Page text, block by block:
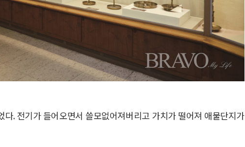
. 전기가 들어오면서 쓸모없어져버리고 가치가 떨어져 애물단지가